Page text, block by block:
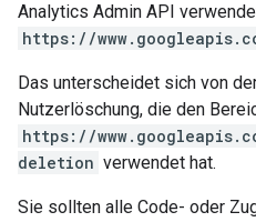
Analytics Admin API
https://
Das unterscheidet sich von
Nutzerlöschung, die den
https://
deletion verwendet hat.
Sie sollten alle Code- oder